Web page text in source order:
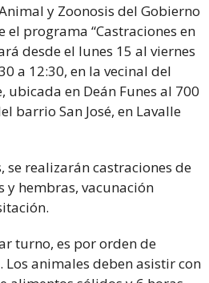
y Zoonosis del Gobierno
programa “Castraciones en
desde el lunes 15 al viernes
a 12:30, en la vecinal del
en Deán Funes al 700
barrio San José, en Lavalle
se realizarán castraciones de
y hembras, vacunación
turno, es por orden de
Los animales deben asistir con